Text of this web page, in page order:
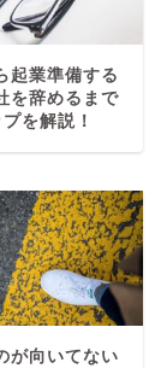
起業準備する
を辞めるまで
を解説！
が向いてない